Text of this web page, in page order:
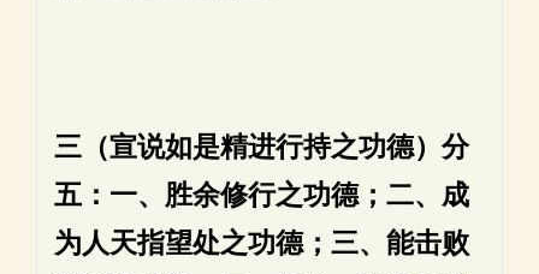
三（宣说如是精进行持之功德）分
五：一、胜余修行之功德；二、成
为人天指望处之功德；三、能击败